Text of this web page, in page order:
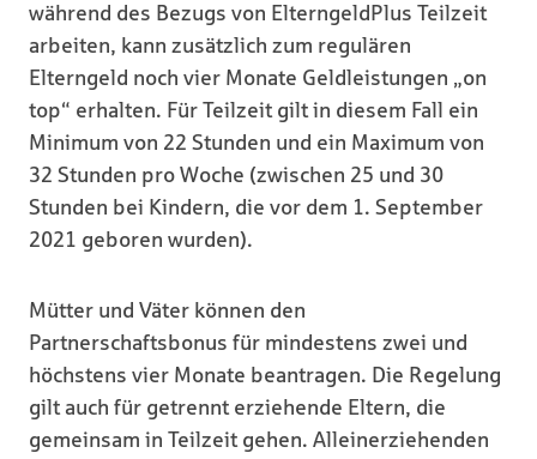
während des Bezugs von ElterngeldPlus Teilzeit
arbeiten, kann zusätzlich zum regulären
Elterngeld noch vier Monate Geldleistungen „on
top“ erhalten. Für Teilzeit gilt in diesem Fall ein
Minimum von 22 Stunden und ein Maximum von
32 Stunden pro Woche (zwischen 25 und 30
Stunden bei Kindern, die vor dem 1. September
2021 geboren wurden).
Mütter und Väter können den
Partnerschaftsbonus für mindestens zwei und
höchstens vier Monate beantragen. Die Regelung
gilt auch für getrennt erziehende Eltern, die
gemeinsam in Teilzeit gehen. Alleinerziehenden